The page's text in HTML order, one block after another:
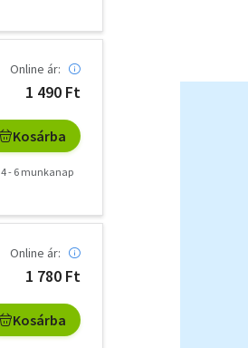
Online ár:
1 490 Ft
Kosárba
4 - 6 munkanap
Online ár:
1 780 Ft
Kosárba